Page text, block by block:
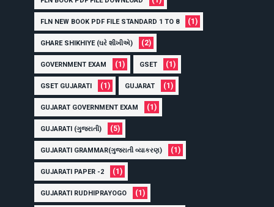
FLN NEW BOOK PDF FILE STANDARD 1 TO 8 (1)
GHARE SHIKHIYE (ઘરે શીખીએ) (2)
GOVERNMENT EXAM (1) GSET (1)
GSET GUJARATI (1) GUJARAT (1)
GUJARAT GOVERNMENT EXAM (1)
GUJARATI (ગુજરાતી) (5)
GUJARATI GRAMMAR(ગુજરાતી વ્યાકરણ) (1)
GUJARATI PAPER -2 (1)
GUJARATI RUDHIPRAYOGO (1)